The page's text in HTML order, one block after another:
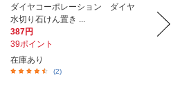
ダイヤコーポレーション ダイヤ
水切り石けん置き ...
387円
39ポイント
在庫あり
(2)
プ 深
210円